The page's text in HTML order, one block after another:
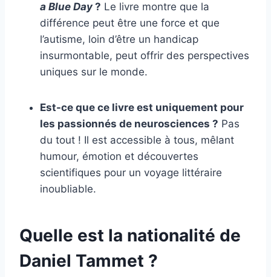
a Blue Day ? Le livre montre que la
différence peut être une force et que
l’autisme, loin d’être un handicap
insurmontable, peut offrir des perspectives
uniques sur le monde.
Est-ce que ce livre est uniquement pour
les passionnés de neurosciences ? Pas
du tout ! Il est accessible à tous, mêlant
humour, émotion et découvertes
scientifiques pour un voyage littéraire
inoubliable.
Quelle est la nationalité de
Daniel Tammet ?